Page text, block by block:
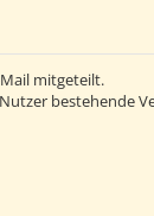
mitgeteilt.
bestehende